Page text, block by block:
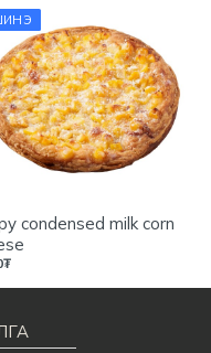
condensed milk corn
₮